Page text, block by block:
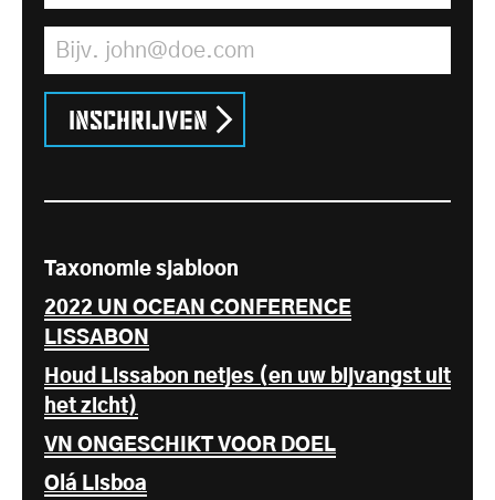
E-mailadres *
Inschrijven
Taxonomie sjabloon
2022 UN OCEAN CONFERENCE
LISSABON
Houd Lissabon netjes (en uw bijvangst uit
het zicht)
VN ONGESCHIKT VOOR DOEL
Olá Lisboa